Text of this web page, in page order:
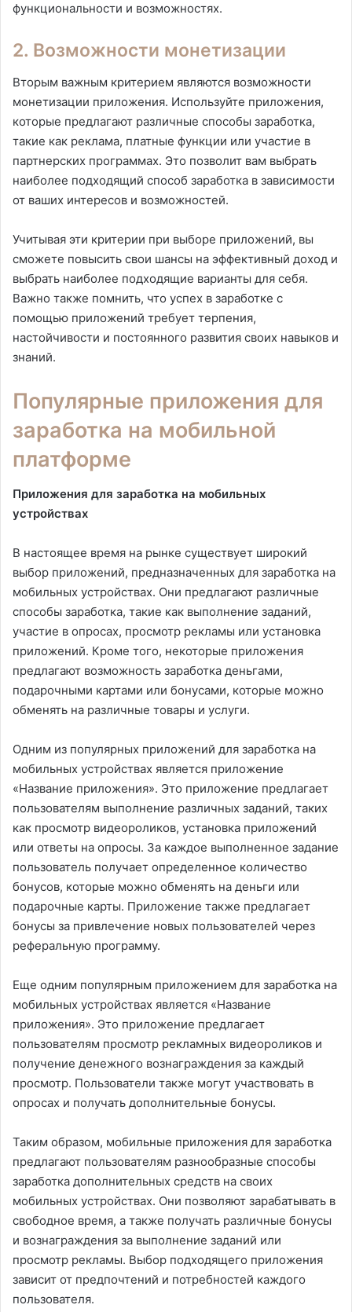
функциональности и возможностях.
2. Возможности монетизации
Вторым важным критерием являются возможности
монетизации приложения. Используйте приложения,
которые предлагают различные способы заработка,
такие как реклама, платные функции или участие в
партнерских программах. Это позволит вам выбрать
наиболее подходящий способ заработка в зависимости
от ваших интересов и возможностей.
Учитывая эти критерии при выборе приложений, вы
сможете повысить свои шансы на эффективный доход и
выбрать наиболее подходящие варианты для себя.
Важно также помнить, что успех в заработке с
помощью приложений требует терпения,
настойчивости и постоянного развития своих навыков и
знаний.
Популярные приложения для
заработка на мобильной
платформе
Приложения для заработка на мобильных
устройствах
В настоящее время на рынке существует широкий
выбор приложений, предназначенных для заработка на
мобильных устройствах. Они предлагают различные
способы заработка, такие как выполнение заданий,
участие в опросах, просмотр рекламы или установка
приложений. Кроме того, некоторые приложения
предлагают возможность заработка деньгами,
подарочными картами или бонусами, которые можно
обменять на различные товары и услуги.
Одним из популярных приложений для заработка на
мобильных устройствах является приложение
«Название приложения». Это приложение предлагает
пользователям выполнение различных заданий, таких
как просмотр видеороликов, установка приложений
или ответы на опросы. За каждое выполненное задание
пользователь получает определенное количество
бонусов, которые можно обменять на деньги или
подарочные карты. Приложение также предлагает
бонусы за привлечение новых пользователей через
реферальную программу.
Еще одним популярным приложением для заработка на
мобильных устройствах является «Название
приложения». Это приложение предлагает
пользователям просмотр рекламных видеороликов и
получение денежного вознаграждения за каждый
просмотр. Пользователи также могут участвовать в
опросах и получать дополнительные бонусы.
Таким образом, мобильные приложения для заработка
предлагают пользователям разнообразные способы
заработка дополнительных средств на своих
мобильных устройствах. Они позволяют зарабатывать в
свободное время, а также получать различные бонусы
и вознаграждения за выполнение заданий или
просмотр рекламы. Выбор подходящего приложения
зависит от предпочтений и потребностей каждого
пользователя.